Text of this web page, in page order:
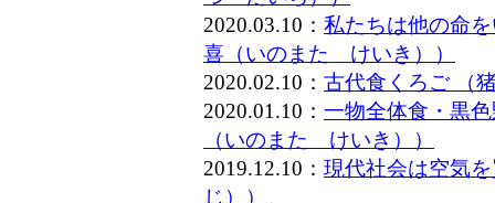
2020.03.10： 私たちは他の命
喜（いのまた けいき））
2020.02.10： 古代食くろご （
2020.01.10： 一物全体食・黒
（いのまた けいき））
2019.12.10： 現代社会は空気
じ））